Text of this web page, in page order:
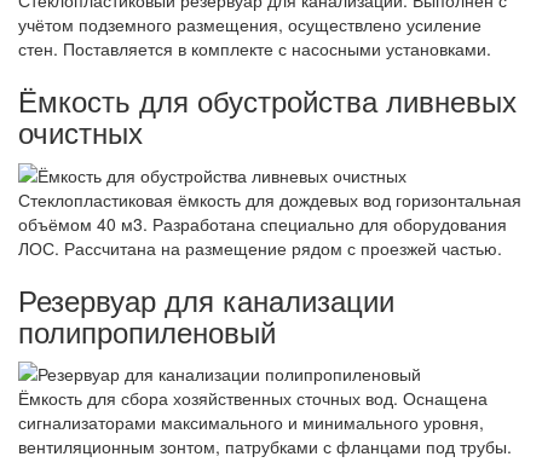
учётом подземного размещения, осуществлено усиление
стен. Поставляется в комплекте с насосными установками.
Ёмкость для обустройства ливневых
очистных
Стеклопластиковая ёмкость для дождевых вод горизонтальная
объёмом 40 м3. Разработана специально для оборудования
ЛОС. Рассчитана на размещение рядом с проезжей частью.
Резервуар для канализации
полипропиленовый
Ёмкость для сбора хозяйственных сточных вод. Оснащена
сигнализаторами максимального и минимального уровня,
вентиляционным зонтом, патрубками с фланцами под трубы.